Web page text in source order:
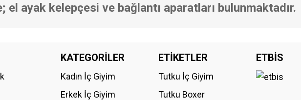
el ayak kelepçesi ve bağlantı aparatları bulunmaktadır.
Bu ürüne ilk yorumu siz yapın!
KATEGORİLER
Kadın İç Giyim
Erkek İç Giyim
ETİKETLER
Tutku İç Giyim
Tutku Boxer
ETBİS